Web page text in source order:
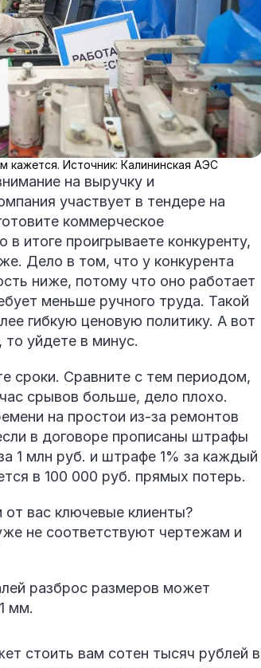
кажется. Источник: Калининская АЭС
на выручку и
участвует в тендере на
коммерческое
итоге проигрываете конкуренту,
Дело в том, что у конкурента
ниже, потому что оно работает
меньше ручного труда. Такой
гибкую ценовую политику. А вот
то уйдете в минус.
сроки. Сравните с тем периодом,
срывов больше, дело плохо.
на простои из-за ремонтов
в договоре прописаны штрафы
1 млн руб. и штрафе 1% за каждый
в 100 000 руб. прямых потерь.
от вас ключевые клиенты?
не соответствуют чертежам и
разброс размеров может
мм.
стоить вам сотен тысяч рублей в